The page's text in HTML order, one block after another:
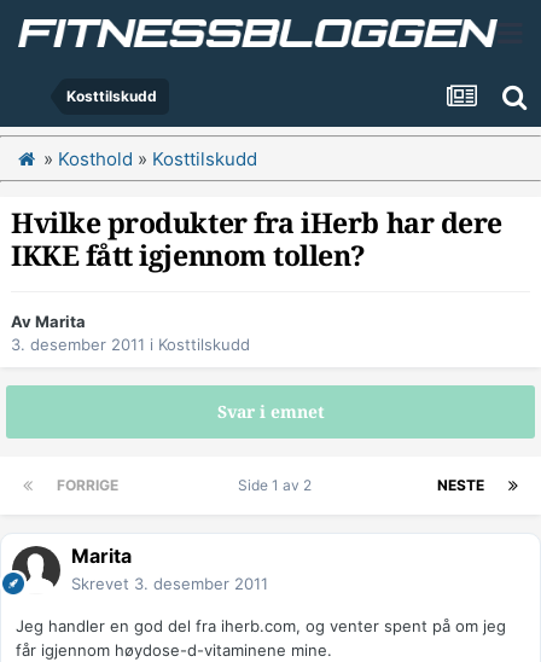
Kosttilskudd
» Kosthold » Kosttilskudd
Hvilke produkter fra iHerb har dere
IKKE fått igjennom tollen?
AvMarita
3. desember 2011 i Kosttilskudd
Svar i emnet
FORRIGE NESTE
Side 1 av 2
Marita
Skrevet 3. desember 2011
Jeg handler en god del fra iherb.com, og venter spent på om jeg
får igjennom høydose-d-vitaminene mine.